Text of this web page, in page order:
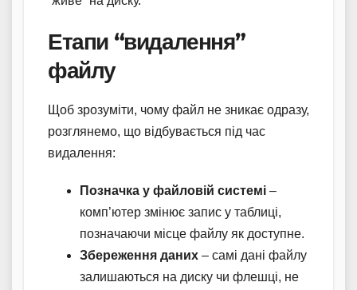
Етапи “видалення”
файлу
Щоб зрозуміти, чому файл не зникає одразу,
розглянемо, що відбувається під час
видалення:
Позначка у файловій системі –
комп’ютер змінює запис у таблиці,
позначаючи місце файлу як доступне.
Збереження даних – самі дані файлу
залишаються на диску чи флешці, не